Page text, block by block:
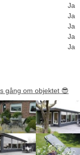
Ja
Ja
Ja
Ja
Ja
gång om objektet 😎